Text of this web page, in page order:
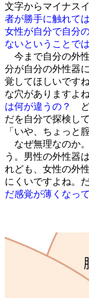
文字からマイナス
者が勝手に触れて
女性が自分で自分
ないということで
今まで自分の外
分が自分の外性器
覚してほしいです
な穴がありますよね
は何が違うの？
ど
だを自分で探検し
「いや、ちょっと
なぜ無理なのか
う。男性の外性器
れども、女性の外
にくいですよね。
だ感覚が薄くなっ